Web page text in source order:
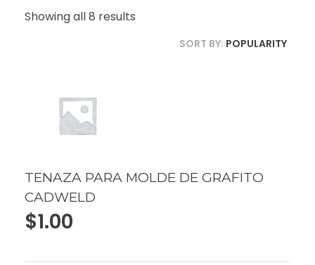
Showing all 8 results
SORT BY: POPULARITY
TENAZA PARA MOLDE DE GRAFITO
CADWELD
$1.00